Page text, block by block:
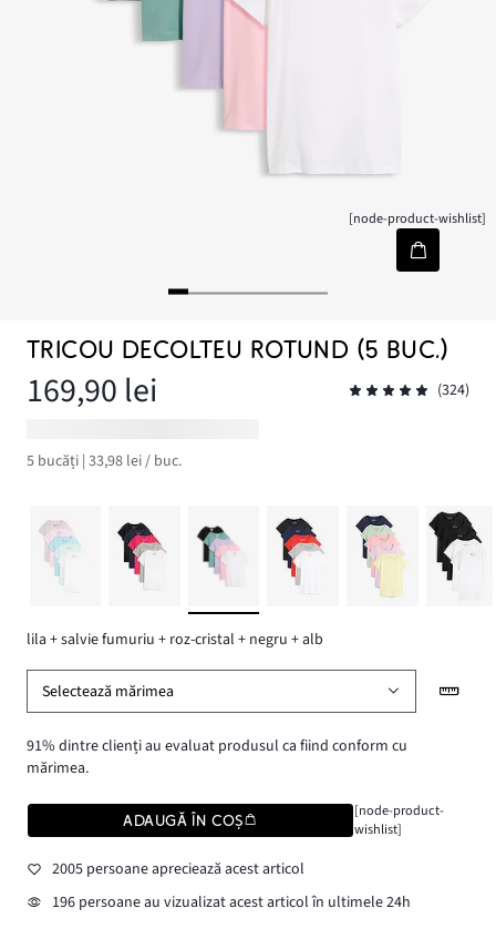
[node-product-wishlist]
TRICOU DECOLTEU ROTUND (5 BUC.)
169,90 lei (324)
5 bucăți | 33,98 lei / buc.
lila + salvie fumuriu + roz-cristal + negru + alb
Selectează mărimea
91% dintre clienți au evaluat produsul ca fiind conform cu
mărimea.
ADAUGĂ ÎN COȘ
[node-product-
wishlist]
2005 persoane apreciează acest articol
196 persoane au vizualizat acest articol în ultimele 24h